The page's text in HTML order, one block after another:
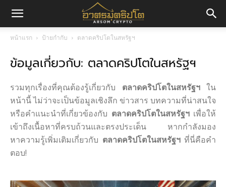
มค
ปโต
หน้าแรก ป้ายกำกับ ตลาดคริปโตในสหรัฐฯ
ข้อมูลเกี่ยวกับ: ตลาดคริปโตในสหรัฐฯ
รวมทุกเรื่องที่คุณต้องรู้เกี่ยวกับ ตลาดคริปโตในสหรัฐฯใน
หน้านี้ ไม่ว่าจะเป็นข้อมูลเชิงลึก ข่าวสาร บทความที่น่าสนใจ
หรือคำแนะนำที่เกี่ยวข้องกับ ตลาดคริปโตในสหรัฐฯเพื่อให้
เข้าถึงเนื้อหาที่ครบถ้วนและตรงประเด็น หากกำลังมอง
หาความรู้เพิ่มเติมเกี่ยวกับ ตลาดคริปโตในสหรัฐฯที่นี่คือคำ
ตอบ!